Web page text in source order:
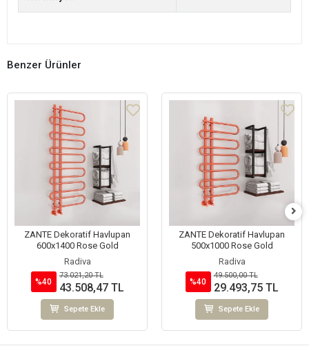
Benzer Ürünler
ZANTE Dekoratif Havlupan
600x1400 Rose Gold
Radiva
%40
73.021,20 TL
43.508,47 TL
Sepete Ekle
ZANTE Dekoratif Havlupan
500x1000 Rose Gold
Radiva
%40
49.500,00 TL
29.493,75 TL
Sepete Ekle